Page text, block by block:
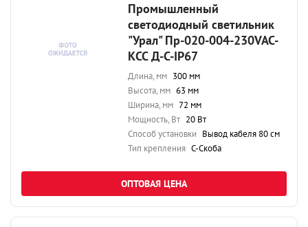
Промышленный
светодиодный светильник
"Урал" Пр-020-004-230VAC-
КСС Д-С-IP67
Длина, мм 300 мм
Высота, мм 63 мм
Ширина, мм 72 мм
Мощность, Вт 20 Вт
Способ установки Вывод кабеля 80 см
Тип крепления С-Скоба
ОПТОВАЯ ЦЕНА